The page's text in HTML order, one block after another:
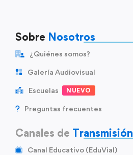
Sobre Nosotros
¿Quiénes somos?
Galería Audiovisual
Escuelas NUEVO
Preguntas frecuentes
Canales de Transmisión
Canal Educativo (EduVial)